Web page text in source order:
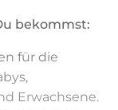
bekommst:
für die
Erwachsene.